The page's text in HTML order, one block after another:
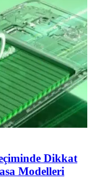
Dikkat
Modelleri